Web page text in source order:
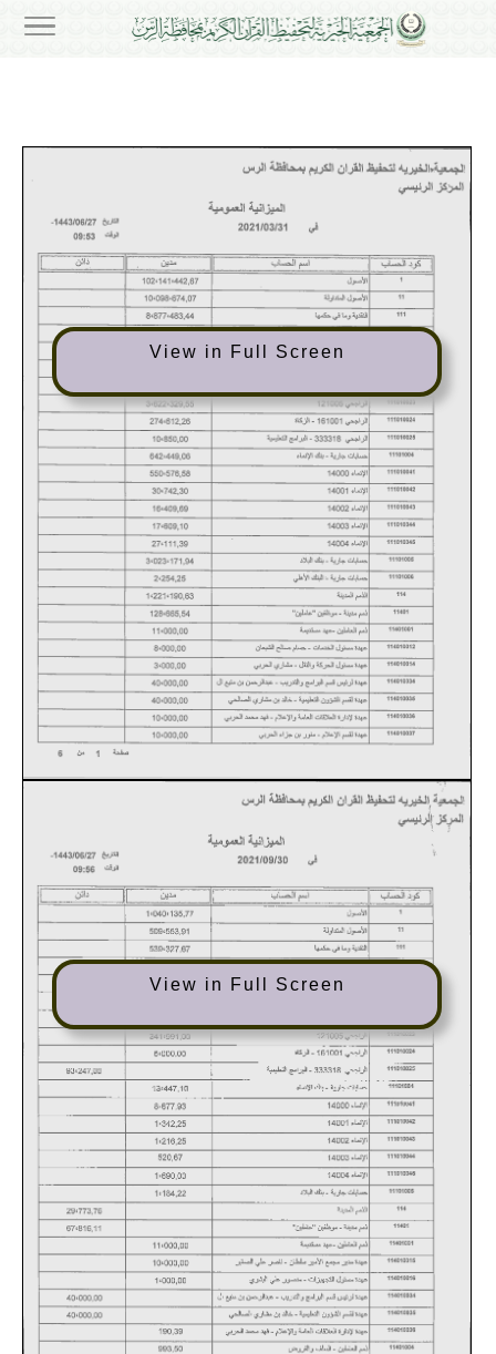
View in Full Screen
View in Full Screen